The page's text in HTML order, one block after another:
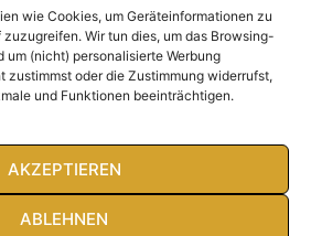
wie Cookies, um Geräteinformationen zu
Wir tun dies, um das Browsing-
um (nicht) personalisierte Werbung
zustimmst oder die Zustimmung widerrufst,
und Funktionen beeinträchtigen.
AKZEPTIEREN
ABLEHNEN
Feuilleton
Rechtliche Hinweise
Impressum
Datenschutzerklärung